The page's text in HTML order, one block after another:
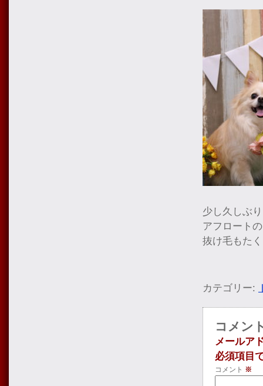
少し久しぶ
アフロート
抜け毛もた
カテゴリー:
コメン
メールア
必須項目
コメント ※